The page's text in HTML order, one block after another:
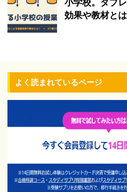
小学校。タブ
効果や教材とは
よく読まれているページ